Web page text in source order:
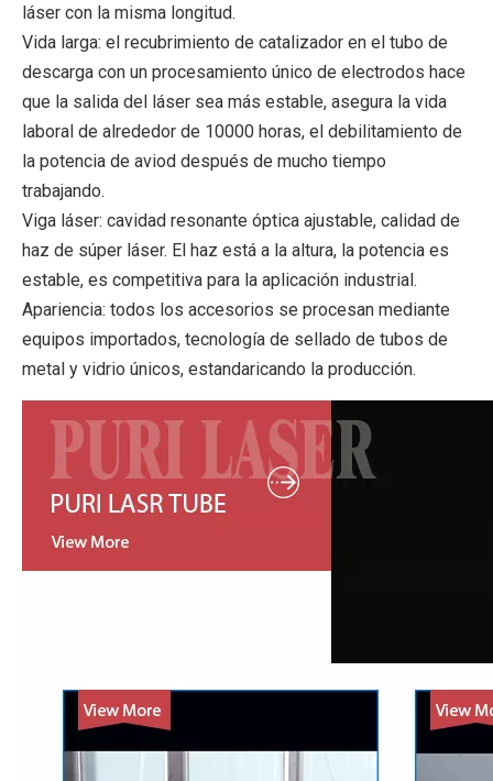
láser con la misma longitud.
Vida larga: el recubrimiento de catalizador en el tubo de
descarga con un procesamiento único de electrodos hace
que la salida del láser sea más estable, asegura la vida
laboral de alrededor de 10000 horas, el debilitamiento de
la potencia de aviod después de mucho tiempo
trabajando.
Viga láser: cavidad resonante óptica ajustable, calidad de
haz de súper láser. El haz está a la altura, la potencia es
estable, es competitiva para la aplicación industrial.
Apariencia: todos los accesorios se procesan mediante
equipos importados, tecnología de sellado de tubos de
metal y vidrio únicos, estandaricando la producción.